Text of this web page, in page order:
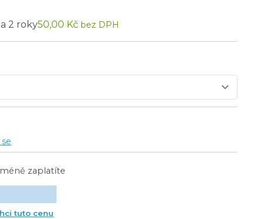
2 roky50,00 Kč bez DPH
zaplatíte
tuto cenu